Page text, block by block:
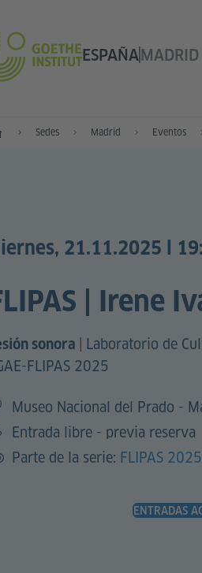
ESPAÑAMADRID
Sedes Madrid Eventos
21.11.2025 l
| Irene
sonora
Laboratorio de
FLIPAS 2025
Museo Nacional del Prado -
Entrada libre - previa reserva
Parte de la serie: FLIPAS 2025
ENTRADAS